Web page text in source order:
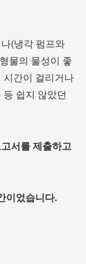
(냉각 펌프와
물의 물성이 좋
시간이 걸리거나
쉽지 않았던
서를 제출하고
이었습니다.